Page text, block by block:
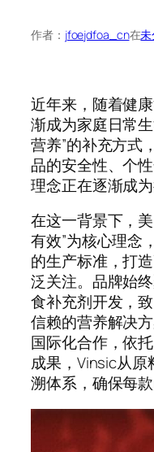
作者： jfoejdfoa_cn在
近年来，随着健
渐成为家庭日常
营养”的补充方式
品的安全性、个
理念正在逐渐成为
在这一背景下，
有效”为核心理念
的生产标准，打
泛关注。品牌始
食补充剂开发，
信赖的营养解决
国际化合作，依
成果，Vinsic从
溯体系，确保每